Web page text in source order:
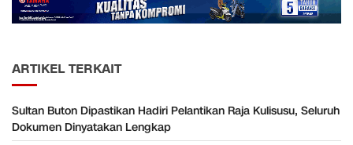
ARTIKEL TERKAIT
Sultan Buton Dipastikan Hadiri Pelantikan Raja Kulisusu, Seluruh
Dokumen Dinyatakan Lengkap